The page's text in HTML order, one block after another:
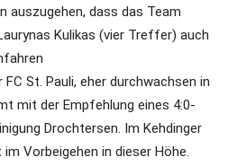
auszugehen, dass das Team
Kulikas (vier Treffer) auch
St. Pauli, eher durchwachsen in
mit der Empfehlung eines 4:0-
Drochtersen. Im Kehdinger
Vorbeigehen in dieser Höhe.